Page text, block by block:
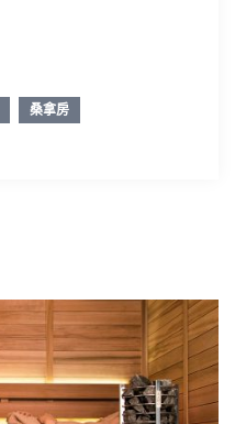
桑拿房